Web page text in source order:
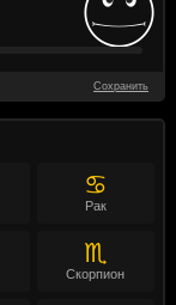
Сохранить
♋
Рак
♏
Скорпион